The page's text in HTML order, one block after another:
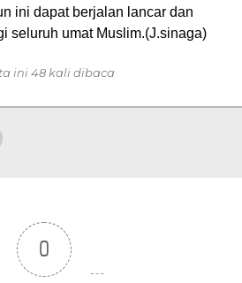
ini dapat berjalan lancar dan
seluruh umat Muslim.(J.sinaga)
ini 48 kali dibaca
0